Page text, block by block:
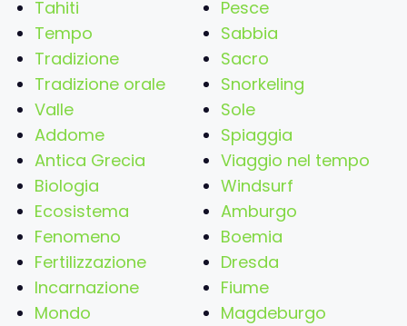
Tahiti
Tempo
Tradizione
Tradizione orale
Valle
Addome
Antica Grecia
Biologia
Ecosistema
Fenomeno
Fertilizzazione
Incarnazione
Mondo
Pesce
Sabbia
Sacro
Snorkeling
Sole
Spiaggia
Viaggio nel tempo
Windsurf
Amburgo
Boemia
Dresda
Fiume
Magdeburgo